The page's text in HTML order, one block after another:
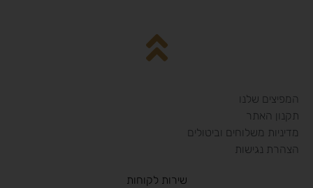
המפיצים שלנו
תקנון האתר
מדיניות משלוחים וביטולים
הצהרת נגישות
שירות לקוחות